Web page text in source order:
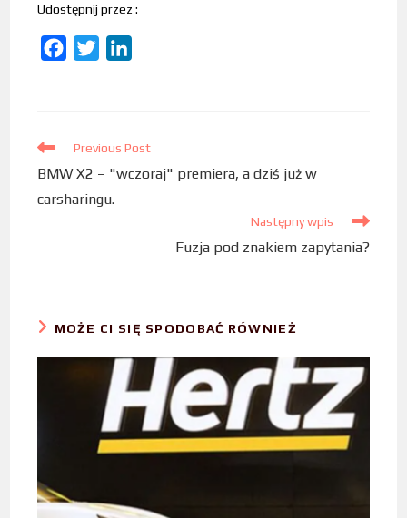
Udostępnij przez :
b
o
o
t
e
r
e
d
Previous Post
BMW X2 – "wczoraj" premiera, a dziś już w
carsharingu.
Następny wpis
Fuzja pod znakiem zapytania?
MOŻE CI SIĘ SPODOBAĆ RÓWNIEŻ